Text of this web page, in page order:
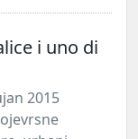
i uno di
2015